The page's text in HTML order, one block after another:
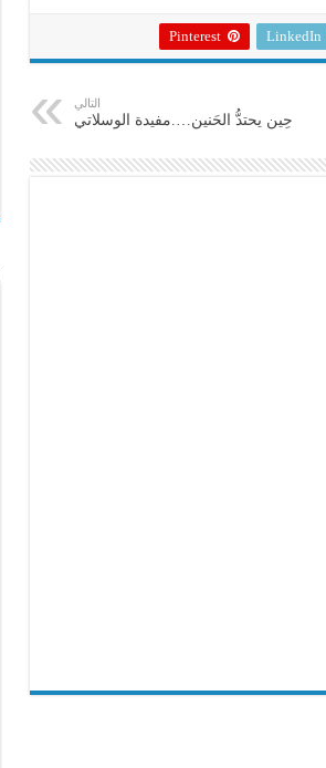
LinkedIn
Pinterest
التالي
حِين يحتدُّ الحَنين….مفيدة الوسلاتي